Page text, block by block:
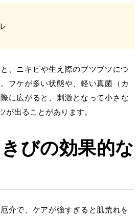
、ニキビや生え際のブツブツにつ
フケが多い状態や、軽い真菌（カ
に広がると、刺激となって小さな
が出ることがあります。
びの効果的な
介で、ケアが強すぎると肌荒れを